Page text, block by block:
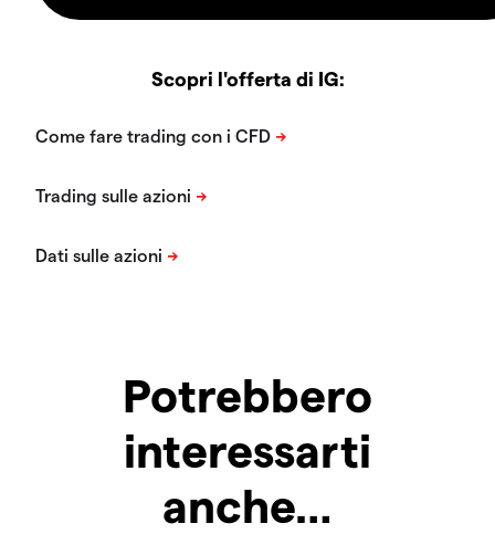
Scopri l'offerta di IG:
Potrebbero
interessarti
anche…